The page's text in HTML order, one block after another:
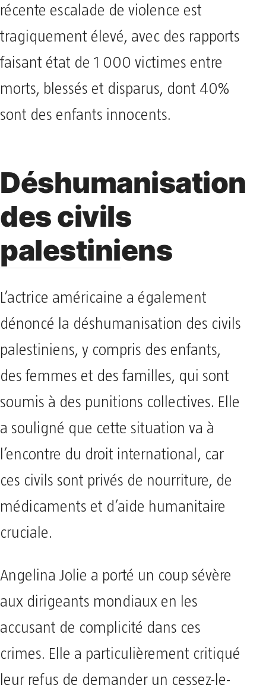
récente escalade de violence est
tragiquement élevé, avec des rapports
faisant état de 1 000 victimes entre
morts, blessés et disparus, dont 40%
sont des enfants innocents.
Déshumanisation
des civils
palestiniens
L’actrice américaine a également
dénoncé la déshumanisation des civils
palestiniens, y compris des enfants,
des femmes et des familles, qui sont
soumis à des punitions collectives. Elle
a souligné que cette situation va à
l’encontre du droit international, car
ces civils sont privés de nourriture, de
médicaments et d’aide humanitaire
cruciale.
Angelina Jolie a porté un coup sévère
aux dirigeants mondiaux en les
accusant de complicité dans ces
crimes. Elle a particulièrement critiqué
leur refus de demander un cessez-le-